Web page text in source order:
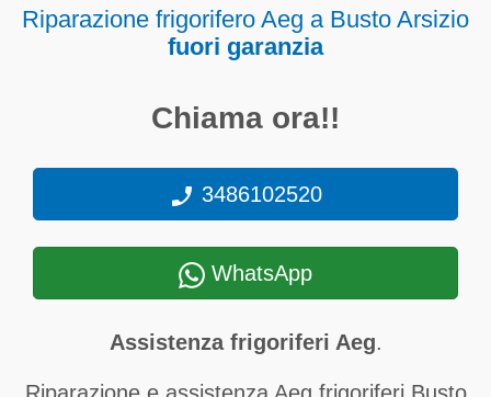
Riparazione frigorifero Aeg a Busto Arsizio
fuori garanzia
Chiama ora!!
3486102520
WhatsApp
Assistenza frigoriferi Aeg.